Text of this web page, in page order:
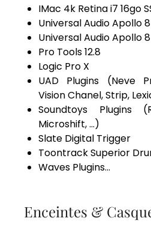
IMac 4k Retina i7 16go
Universal Audio Apollo 8
Universal Audio Apollo
Pro Tools 12.8
Logic Pro X
UAD Plugins (Neve
Vision Chanel, Strip,
Soundtoys Plugins
Microshift, …)
Slate Digital Trigger
Toontrack Superior
Waves Plugins…
Enceintes &